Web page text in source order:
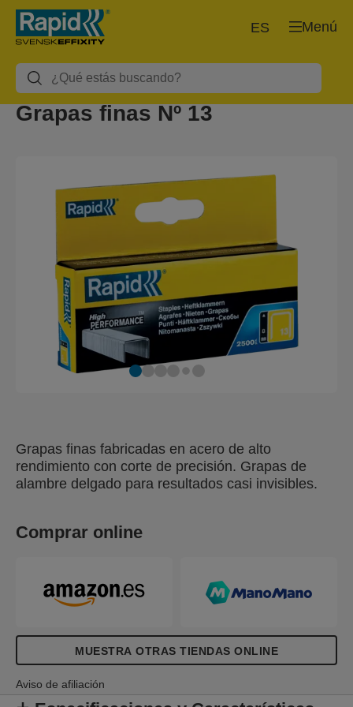
Menú
ES
Grapas finas Nº 13
Grapas finas fabricadas en acero de alto
rendimiento con corte de precisión. Grapas de
alambre delgado para resultados casi invisibles.
Comprar online
MUESTRA OTRAS TIENDAS ONLINE
Aviso de afiliación